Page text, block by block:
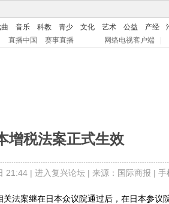
音乐 科教 青少 文化 艺术 公益 产经
直播中国 赛事直播 网络电视客户端
增税法案正式生效
21:44 | 进入复兴论坛| 来源：国际商报 | 手
案继在日本众议院通过后，在日本参议